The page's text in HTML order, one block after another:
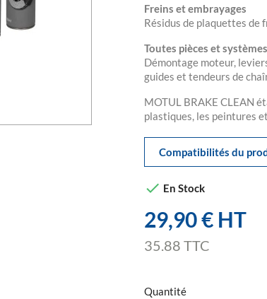
Freins et embrayages
Résidus de plaquettes de
Toutes pièces et
Démontage moteur,
guides et tendeurs de
MOTUL BRAKE CLEAN
plastiques, les peintures
Compatibilités du
 En Stock
29,90 € HT
35.88 TTC
Quantité